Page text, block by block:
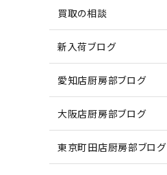
買取の相談
新入荷ブログ
愛知店厨房部ブログ
大阪店厨房部ブログ
東京町田店厨房部ブログ